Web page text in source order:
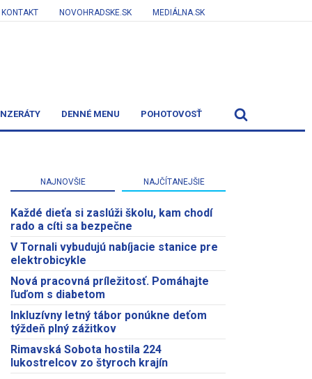
KONTAKT NOVOHRADSKE.SK MEDIÁLNA.SK
DENNÉ MENU POHOTOVOSŤ
NAJNOVŠIE NAJČÍTANEJŠIE
Každé dieťa si zaslúži školu, kam chodí
rado a cíti sa bezpečne
V Tornali vybudujú nabíjacie stanice pre
elektrobicykle
Nová pracovná príležitosť. Pomáhajte
ľuďom s diabetom
Inkluzívny letný tábor ponúkne deťom
týždeň plný zážitkov
Rimavská Sobota hostila 224
lukostrelcov zo štyroch krajín